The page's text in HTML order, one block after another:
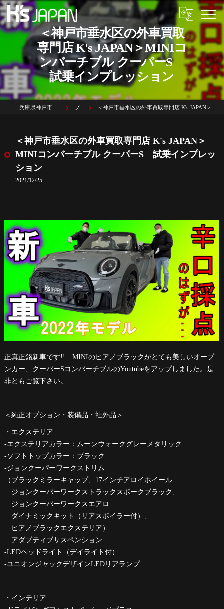
＜神戸市垂水区の外車買取
専門店 K's JAPAN＞MINIコ
ンバーチブル クーパーS
試乗インプレッション
兵庫県神戸市垂水区名谷町1785-3 ブログ ＜神戸市垂水区の外車買取専門店 K's JAPAN＞MINIコンバーチブル クーパーS 試乗インプレッション
＜神戸市垂水区の外車買取専門店 K's JAPAN＞
MINIコンバーチブル クーパーS 試乗インプレッ
ション
2021/12/25
正真正銘新車です!! MINIのピアノブラックがとても美しいオープ
ンカー、クーパーSコンバーチブルのYoutubeをアップしました。是
非ともご覧下さい。
＜純正オプション・装備品・社外品＞
・エクステリア
-エクステリアカラー：ムーンウォークグレーメタリック
-ソフトトップカラー：ブラック
-ジョンクーパーワークストリム
（ブラックミラーキャップ、17インチアロイホイール
ジョンクーパーワークストラックスポークブラック、
ジョンクーパーワークスエアロ
ダイナミックキット（リアスポイラー付）、
ピアノブラックエクステリア）
アダプティブサスペンション
-LEDヘッドライト（デイライト付）
-ユニオンジャックデザインLEDリアランプ
・インテリア